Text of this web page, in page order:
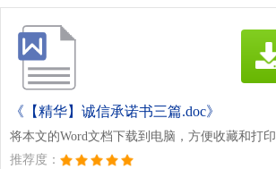
《【精华】诚信承诺书三篇.doc》
将本文的Word文档下载到电脑，方便收藏和打印
推荐度：